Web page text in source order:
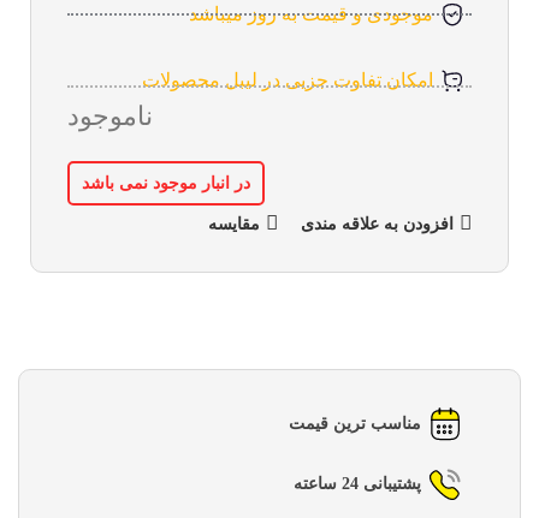
موجودی و قیمت به روز میباشد
امکان تفاوت جزیی در لیبل محصولات
ناموجود
در انبار موجود نمی باشد
افزودن به علاقه مندی مقایسه
مناسب ترین قیمت
پشتیبانی 24 ساعته